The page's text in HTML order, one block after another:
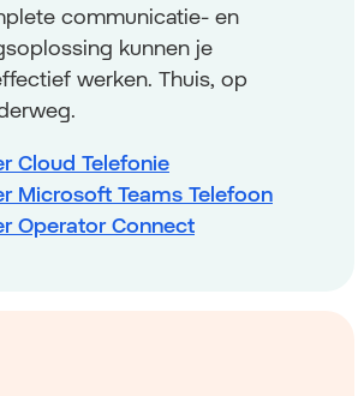
communicatie- en
kunnen je
werken. Thuis, op
Cloud Telefonie
Microsoft Teams Telefoon
Operator Connect